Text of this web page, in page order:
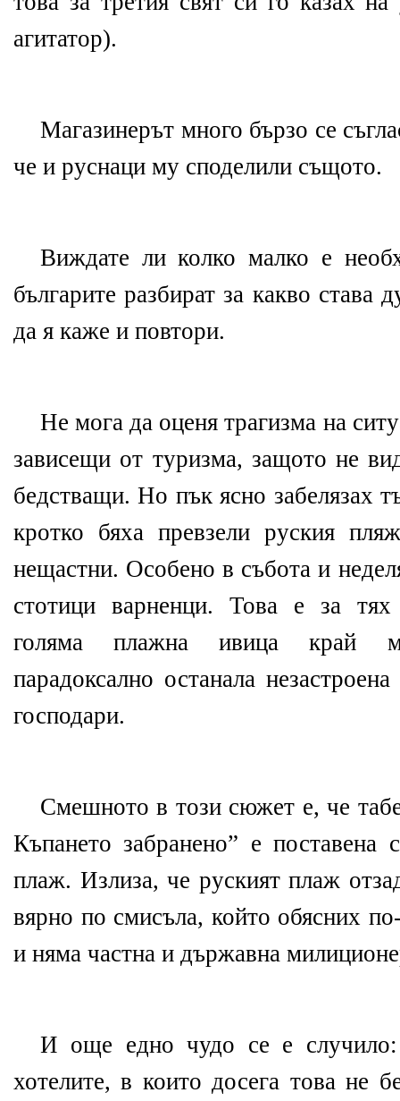
агитатор).
Магазинерът много бързо се
че и руснаци му споделили същото.
Виждате ли колко малко е
българите разбират за какво става
да я каже и повтори.
Не мога да оценя трагизма на
зависещи от туризма, защото не
бедстващи. Но пък ясно забелязах
кротко бяха превзели руския
нещастни. Особено в събота и
стотици варненци. Това е за тях
голяма плажна ивица край
парадоксално останала
господари.
Смешното в този сюжет е, че
Къпането забранено” е поставена
плаж. Излиза, че руският плаж
вярно по смисъла, който обясних
и няма частна и държавна
И още едно чудо се е случило:
хотелите, в които досега това не